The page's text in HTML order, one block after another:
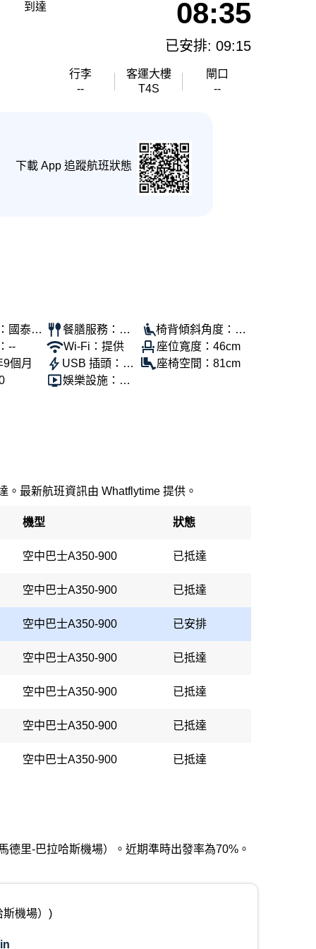
到達 08:35
已安排: 09:15
行李
--
客運大樓
T4S
閘口
--
下載 App 追蹤航班狀態
國泰航
--
個月
餐膳服務：提
供
Wi-Fi：提供
USB 插頭：提
供
娛樂設施：提
椅背傾斜角度：11
5°
座位寬度：46cm
座椅空間：81cm
最新航班資訊由 Whatflytime 提供。
機型 狀態
空中巴士A350-900 已抵達
空中巴士A350-900 已抵達
空中巴士A350-900 已安排
空中巴士A350-900 已抵達
空中巴士A350-900 已抵達
空中巴士A350-900 已抵達
空中巴士A350-900 已抵達
里-巴拉哈斯機場）。近期準時出發率為70%。
斯機場）)